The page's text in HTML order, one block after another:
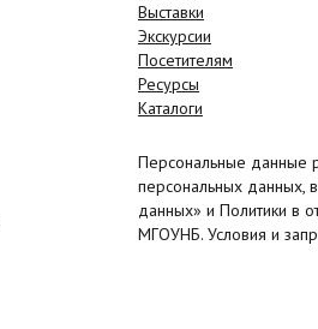
Выставки
Экскурсии
Посетителям
Ресурсы
Каталоги
Персональные данные
персональных данных,
данных» и Политики в
МГОУНБ. Условия и